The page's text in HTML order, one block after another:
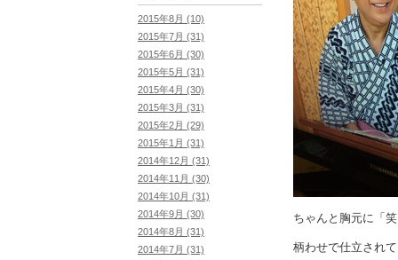
ちゃんと胸元に「
柄わせで仕立され
2015年8月 (10)
2015年7月 (31)
2015年6月 (30)
2015年5月 (31)
2015年4月 (30)
2015年3月 (31)
2015年2月 (29)
2015年1月 (31)
2014年12月 (31)
2014年11月 (30)
2014年10月 (31)
2014年9月 (30)
2014年8月 (31)
2014年7月 (31)